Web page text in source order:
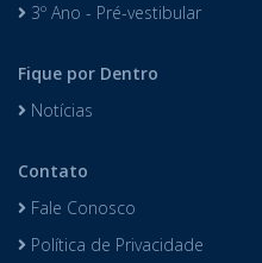
3º Ano - Pré-vestibular
Fique por Dentro
Notícias
Contato
Fale Conosco
Política de Privacidade